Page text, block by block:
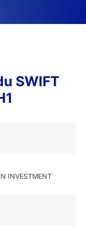
SWIFT
INVESTMENT